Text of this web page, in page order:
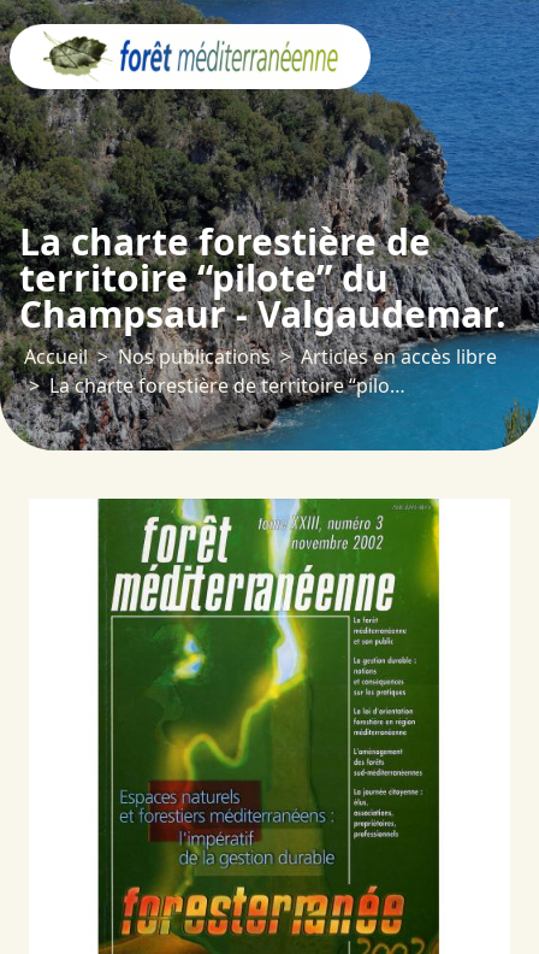
La charte forestière de
territoire “pilote” du
Champsaur - Valgaudemar.
Accueil Nos publications
Articles en accès libre
La charte forestière de territoire “pilote” du Champsaur - Valgaudemar.
Panneau de gestion des cookies